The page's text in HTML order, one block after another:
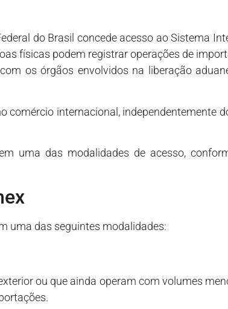
do Brasil concede acesso ao Sistema
físicas podem registrar operações de
os órgãos envolvidos na liberação
comércio internacional, independentemente
uma das modalidades de acesso,
uma das seguintes modalidades:
ou que ainda operam com volumes